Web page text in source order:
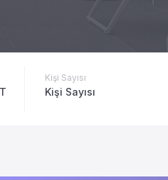
Kişi Sayısı
Kişi Sayısı